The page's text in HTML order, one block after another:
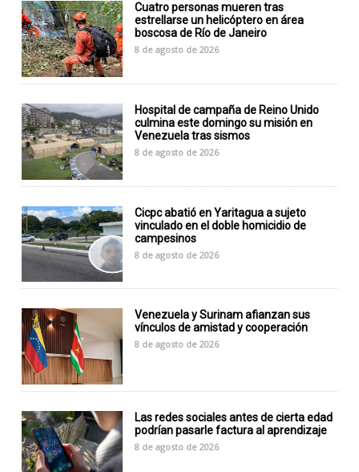
Cuatro personas mueren tras
estrellarse un helicóptero en área
boscosa de Río de Janeiro
8 de agosto de 2026
Hospital de campaña de Reino Unido
culmina este domingo su misión en
Venezuela tras sismos
8 de agosto de 2026
Cicpc abatió en Yaritagua a sujeto
vinculado en el doble homicidio de
campesinos
8 de agosto de 2026
Venezuela y Surinam afianzan sus
vínculos de amistad y cooperación
8 de agosto de 2026
Las redes sociales antes de cierta edad
podrían pasarle factura al aprendizaje
8 de agosto de 2026